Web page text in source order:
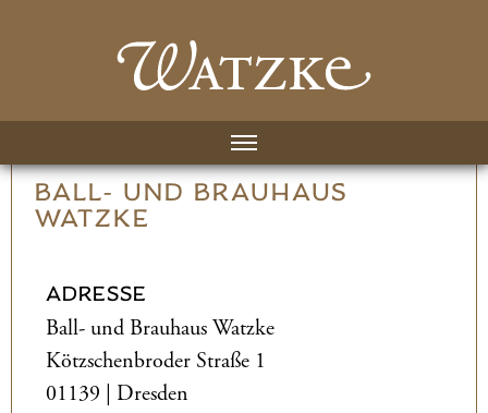
BALL- UND­ BRAUHAUS
WATZKE
ADRESSE
Ball- und­ Brauhaus Watzke
Kötzschenbroder Straße 1
01139 | Dresden